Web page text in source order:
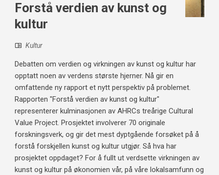
Forstå verdien av kunst og
kultur
Kultur
Debatten om verdien og virkningen av kunst og kultur har
opptatt noen av verdens største hjerner. Nå gir en
omfattende ny rapport et nytt perspektiv på problemet.
Rapporten "Forstå verdien av kunst og kultur"
representerer kulminasjonen av AHRCs treårige Cultural
Value Project. Prosjektet involverer 70 originale
forskningsverk, og gir det mest dyptgående forsøket på å
forstå forskjellen kunst og kultur utgjør. Så hva har
prosjektet oppdaget? For å fullt ut verdsette virkningen av
kunst og kultur på økonomien vår, på våre lokalsamfunn og